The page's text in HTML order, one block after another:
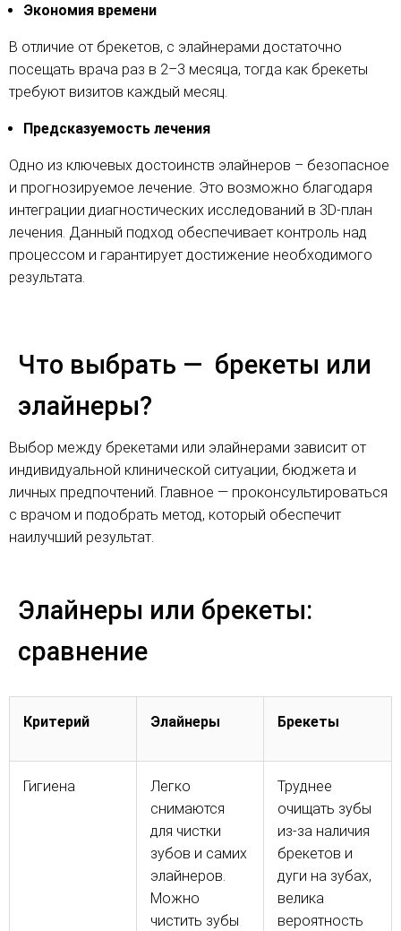
Экономия времени
В отличие от брекетов, с элайнерами достаточно
посещать врача раз в 2–3 месяца, тогда как брекеты
требуют визитов каждый месяц.
Предсказуемость лечения
Одно из ключевых достоинств элайнеров – безопасное
и прогнозируемое лечение. Это возможно благодаря
интеграции диагностических исследований в 3D-план
лечения. Данный подход обеспечивает контроль над
процессом и гарантирует достижение необходимого
результата.
Что выбрать — брекеты или
элайнеры?
Выбор между брекетами или элайнерами зависит от
индивидуальной клинической ситуации, бюджета и
личных предпочтений. Главное — проконсультироваться
с врачом и подобрать метод, который обеспечит
наилучший результат.
Элайнеры или брекеты:
сравнение
Критерий Элайнеры Брекеты
Гигиена
Легко
снимаются
для чистки
зубов и самих
элайнеров.
Можно
чистить зубы
Труднее
очищать зубы
из-за наличия
брекетов и
дуги на зубах,
велика
вероятность